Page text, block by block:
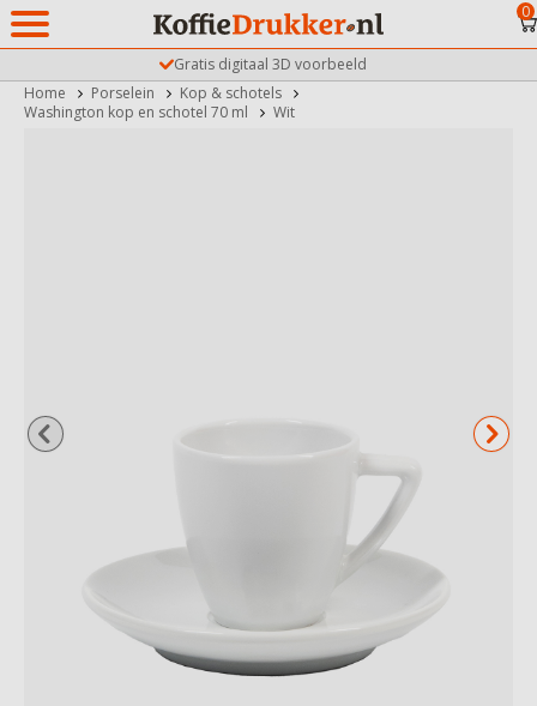
Gratis digitaal 3D voorbeeld
0
Home Porselein
Kop & schotels
Washington kop en schotel 70 ml
Wit